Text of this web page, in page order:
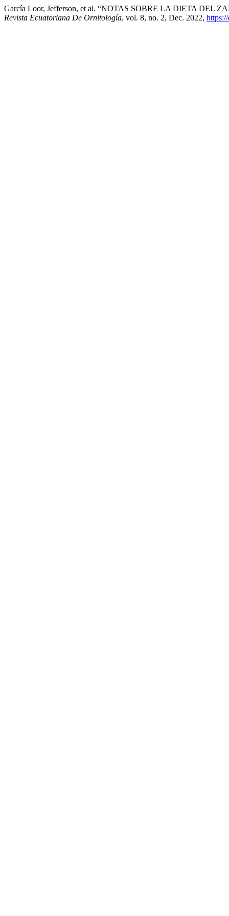
García Loor, Jefferson, et al. “NOTAS SOBRE LA DIETA DEL
Revista Ecuatoriana De Ornitología, vol. 8, no. 2, Dec. 2022,